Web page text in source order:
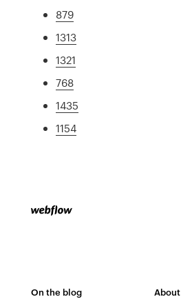
879
1313
1321
768
1435
1154
On the blog About